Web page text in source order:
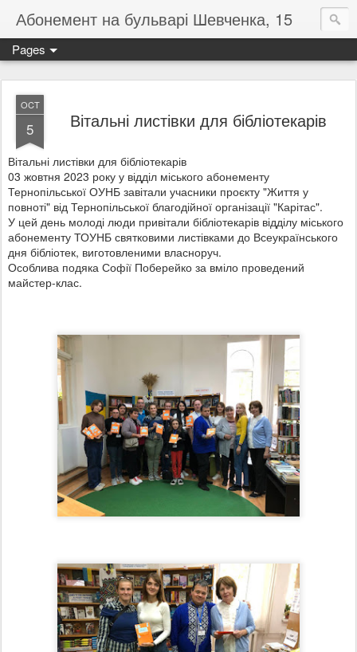
Абонемент на бульварі Шевченка, 15
Pages
OCT
5 Вітальні листівки для бібліотекарів
Вітальні листівки для бібліотекарів
03 жовтня 2023 року у відділ міського абонементу
Тернопільської ОУНБ завітали учасники проєкту "Життя у
повноті" від Тернопільської благодійної організації "Карітас".
У цей день молоді люди привітали бібліотекарів відділу міського
абонементу ТОУНБ святковими листівками до Всеукраїнського
дня бібліотек, виготовленими власноруч.
Особлива подяка Софії Поберейко за вміло проведений
майстер-клас.